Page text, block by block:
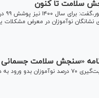
نوآموزان در معرض
رئیس سازمان آموزش‌وپرورش استثنایی از